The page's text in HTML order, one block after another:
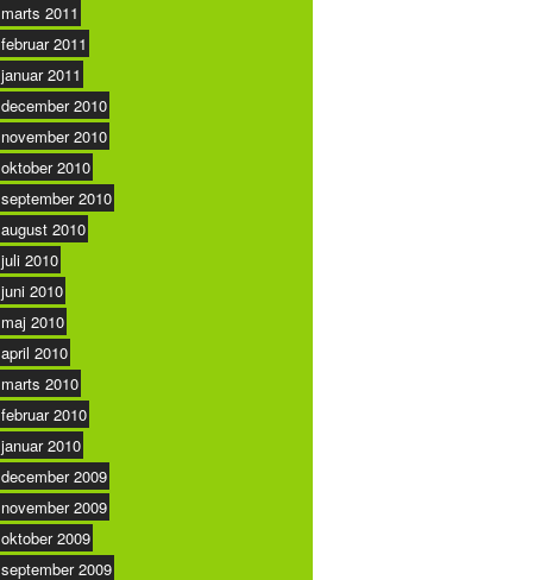
marts 2011
februar 2011
januar 2011
december 2010
november 2010
oktober 2010
september 2010
august 2010
juli 2010
juni 2010
maj 2010
april 2010
marts 2010
februar 2010
januar 2010
december 2009
november 2009
oktober 2009
september 2009